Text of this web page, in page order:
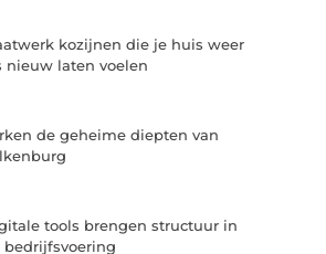
kozijnen die je huis weer
nieuw laten voelen
de geheime diepten van
tools brengen structuur in
bedrijfsvoering